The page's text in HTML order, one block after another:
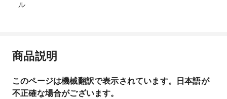
ル
商品説明
このページは機械翻訳で表示されています。日本語が
不正確な場合がございます。